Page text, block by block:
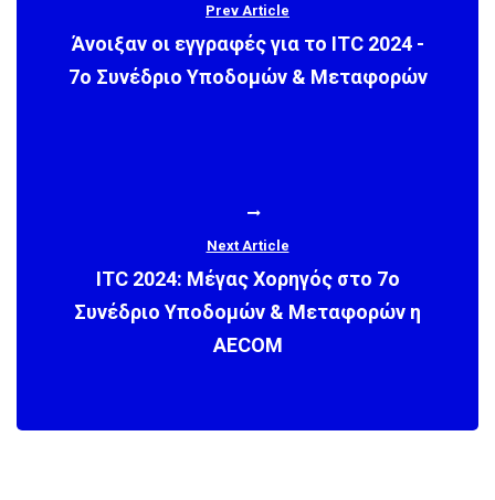
Prev Article
Άνοιξαν οι εγγραφές για το ITC 2024 -
7ο Συνέδριο Υποδομών & Μεταφορών
Next Article
ITC 2024: Μέγας Χορηγός στο 7ο
Συνέδριο Υποδομών & Μεταφορών η
AECOM